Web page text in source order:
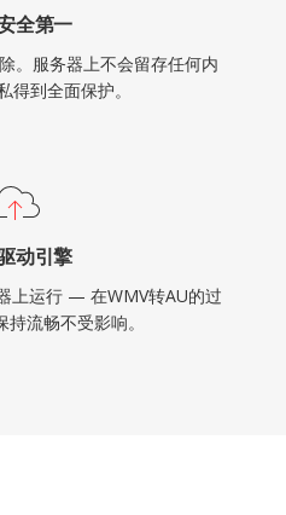
全第一
。服务器上不会留存任何内
到全面保护。
动引擎
上运行 — 在WMV转AU的过
流畅不受影响。